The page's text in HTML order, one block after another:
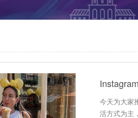
今天为大家
活方式为主